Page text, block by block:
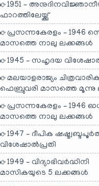
1951 –
ഫാറത്തിലേയ്ക്കു്
പ്രസന്നകേരളം – 1946
മാസത്തെ നാലു ലക്കങ്ങൾ
1945 – സഹൃദയ
മലയാളരാജ്യം ചിത്രവാരിക
ഫെബ്രുവരി മാസത്തെ മൂന്നു
പ്രസന്നകേരളം – 1946
മാസത്തെ നാലു ലക്കങ്ങൾ
1947 – ദീപിക
വിശേഷാൽപ്രതി
1949 – വിദ്യാഭിവർദ്ധിനി
മാസികയുടെ 5 ലക്കങ്ങൾ